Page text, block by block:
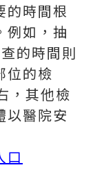
的時間根
例如，抽
的時間則
位的檢
，其他檢
以醫院安
口